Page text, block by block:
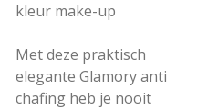
kleur make-up
Met deze praktisch
elegante Glamory anti
chafing heb je nooit